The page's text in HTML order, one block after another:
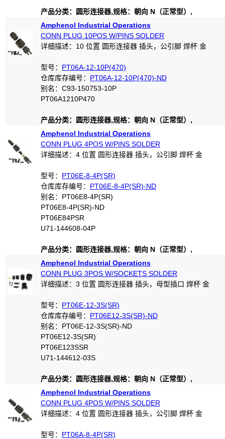
产品分类：圆形连接器,规格：朝向 N（正常型）,
Amphenol Industrial Operations
CONN PLUG 10POS W/PINS SOLDER
详细描述：10 位置 圆形连接器 插头，公引脚 焊杯 金
型号： PT06A-12-10P(470)
仓库库存编号： PT06A-12-10P(470)-ND
别名：C93-150753-10P
PT06A1210P470
产品分类：圆形连接器,规格：朝向 N（正常型）,
Amphenol Industrial Operations
CONN PLUG 4POS W/PINS SOLDER
详细描述：4 位置 圆形连接器 插头，公引脚 焊杯 金
型号： PT06E-8-4P(SR)
仓库库存编号： PT06E-8-4P(SR)-ND
别名：PT06E8-4P(SR)
PT06E8-4P(SR)-ND
PT06E84PSR
U71-144608-04P
产品分类：圆形连接器,规格：朝向 N（正常型）,
Amphenol Industrial Operations
CONN PLUG 3POS W/SOCKETS SOLDER
详细描述：3 位置 圆形连接器 插头，母型插口 焊杯 金
型号： PT06E-12-3S(SR)
仓库库存编号： PT06E12-3S(SR)-ND
别名：PT06E-12-3S(SR)-ND
PT06E12-3S(SR)
PT06E123SSR
U71-144612-03S
产品分类：圆形连接器,规格：朝向 N（正常型）,
Amphenol Industrial Operations
CONN PLUG 4POS W/PINS SOLDER
详细描述：4 位置 圆形连接器 插头，公引脚 焊杯 金
型号： PT06A-8-4P(SR)